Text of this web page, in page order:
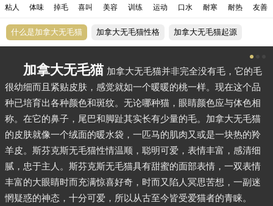
粘人 体味 掉毛 喜叫 美容 训练 运动 口水 耐寒 耐热 友善
什么是加拿大无毛猫 加拿大无毛猫性格 加拿大无毛猫起源
加拿大无毛猫 加拿大无毛猫并非完全没有毛，它的毛
很幼细而且紧贴皮肤，感觉就如一个暖暖的桃一样。现在这个品
种已培育出各种颜色和斑纹。无论哪种猫，眼睛颜色应与体色相
称。在它的鼻子，尾巴和脚趾其实长有少量的毛。加拿大无毛猫
的皮肤就像一个绒面的暖水袋，一匹马的肌肉又或是一块热的羚
羊皮。斯芬克斯无毛猫性情温顺，聪明可爱，表情丰富，感清细
腻，忠于主人。斯芬克斯无毛猫具有甜蜜的面部表情，一双表情
丰富的大眼睛时而充满惊喜好奇，时而又陷人冥思苦想，一副迷
惘疑惑的神态，十分可爱，所以从古至今皆受爱猫者的青睐。